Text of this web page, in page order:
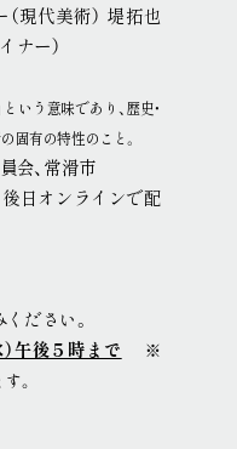
代美術） 堤拓也
ナー）
いう意味であり、歴史・
固有の特性のこと。
会、常滑市
日オンラインで配
ださい。
午後５時まで
※
す。